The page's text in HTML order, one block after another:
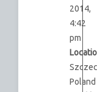
2014,
4:42
pm
Poland